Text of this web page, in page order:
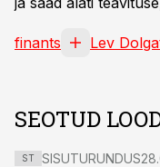
finants Lev
SEOTUD
ST SISUTURUNDUS